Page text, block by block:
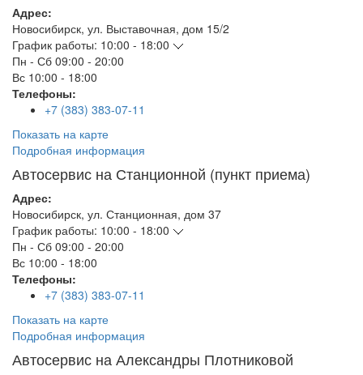
Адрес:
Новосибирск, ул. Выставочная, дом 15/2
График работы: 10:00 - 18:00
Пн - Сб 09:00 - 20:00
Вс 10:00 - 18:00
Телефоны:
+7 (383) 383-07-11
Показать на карте
Подробная информация
Автосервис на Станционной (пункт приема)
Адрес:
Новосибирск, ул. Станционная, дом 37
График работы: 10:00 - 18:00
Пн - Сб 09:00 - 20:00
Вс 10:00 - 18:00
Телефоны:
+7 (383) 383-07-11
Показать на карте
Подробная информация
Автосервис на Александры Плотниковой